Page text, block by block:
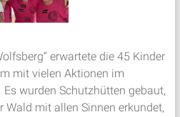
erwartete die 45 Kinder
mit vielen Aktionen im
wurden Schutzhütten gebaut,
Wald mit allen Sinnen erkundet,